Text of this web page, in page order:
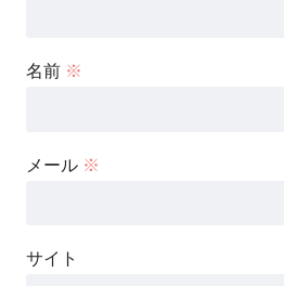
名前 ※
メール ※
サイト